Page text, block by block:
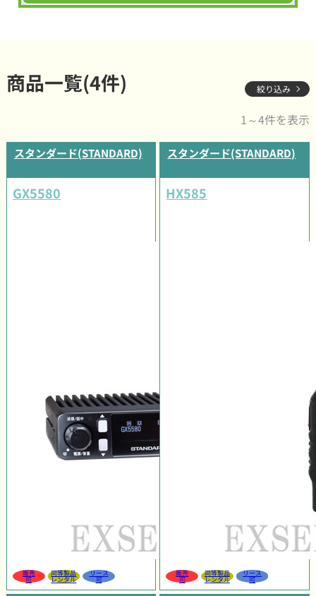
商品一覧(4件) 絞り込み
1～4件を表示
スタンダード(STANDARD)
GX5580
販売
可
同等製品
レンタル
リース
可
スタンダード(STANDARD)
HX585
販売
可
同等製品
レンタル
リース
可